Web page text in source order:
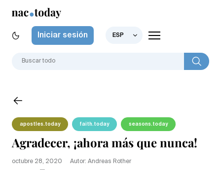
Iniciar sesión ESP
apostles.today faith.today seasons.today
Agradecer, ¡ahora más que nunca!
octubre 28, 2020
Autor: Andreas Rother